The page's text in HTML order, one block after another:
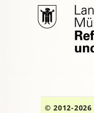
© 2012-2026